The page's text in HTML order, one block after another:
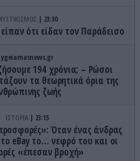
23:30
ότι είδαν τον Παράδεισο
ygeiamasnews.gr
194 χρόνια; – Ρώσοι
τα θεωρητικά όρια της
ζωής
ΙΣΤΟΡΙΑ 23:15
Όταν ένας άνδρας
eBay το… νεφρό του και οι
«έπεσαν βροχή»